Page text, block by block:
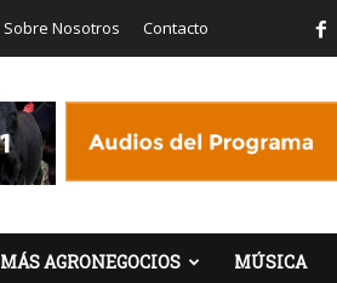
Sobre Nosotros Contacto
MÁS AGRONEGOCIOS MÚSICA